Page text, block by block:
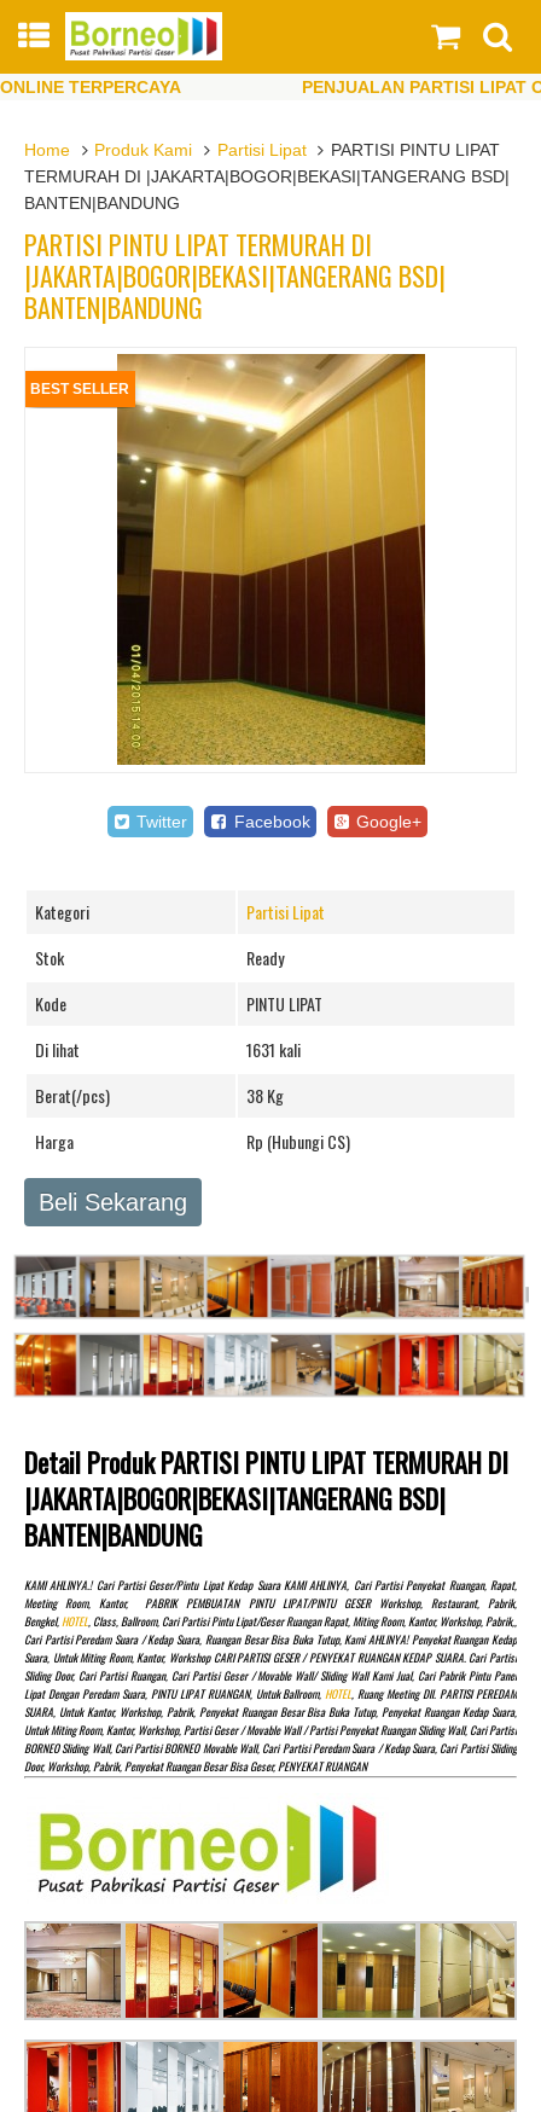
TERPERCAYA
PENJUALAN PARTISI LIPAT
Home
Produk Kami Partisi Lipat
PARTISI PINTU LIPAT
TERMURAH DI |JAKARTA|BOGOR|BEKASI|TANGERANG BSD|
BANTEN|BANDUNG
PARTISI PINTU LIPAT TERMURAH DI
|JAKARTA|BOGOR|BEKASI|TANGERANG BSD|
BANTEN|BANDUNG
BEST SELLER
Twitter Facebook Google+
Kategori
Partisi Lipat
Stok
Ready
Kode
PINTU LIPAT
Di lihat
1631 kali
Berat(/pcs)
38 Kg
Harga
Rp (Hubungi CS)
Beli Sekarang
Detail Produk PARTISI PINTU LIPAT TERMURAH DI
|JAKARTA|BOGOR|BEKASI|TANGERANG BSD|
BANTEN|BANDUNG
KAMI AHLINYA.! Cari Partisi Geser/pintu Lipat Kedap Suara KAMI AHLINYA, Cari Partisi Penyekat Ruangan, Rapat,
Meeting Room, Kantor, PABRIK PEMBUATAN PINTU LIPAT/PINTU GESER Workshop, Restaurant, Pabrik,
Bengkel,HOTEL, Class, Ballroom, Cari Partisi Pintu Lipat/Geser Ruangan Rapat, Miting Room, Kantor, Workshop, Pabrik,,
Cari Partisi Peredam Suara / Kedap Suara, Ruangan Besar Bisa Buka Tutup, Kami AHLINYA! Penyekat Ruangan Kedap
Suara, Untuk Miting Room, Kantor, Workshop CARI PARTISI GESER / PENYEKAT RUANGAN KEDAP SUARA. Cari Partisi
Sliding Door, Cari Partisi Ruangan, Cari Partisi Geser / Movable Wall/ Sliding Wall Kami Jual, Cari Pabrik Pintu Panel
Lipat Dengan Peredam Suara, PINTU LIPAT RUANGAN, Untuk Ballroom,HOTEL, Ruang Meeting Dll. PARTISI PEREDAM
SUARA, Untuk Kantor, Workshop, Pabrik, Penyekat Ruangan Besar Bisa Buka Tutup, Penyekat Ruangan Kedap Suara,
Untuk Miting Room, Kantor, Workshop, Partisi Geser / Movable Wall / Partisi Penyekat Ruangan Sliding Wall, Cari Partisi
BORNEO Sliding Wall, Cari Partisi BORNEO Movable Wall, Cari Partisi Peredam Suara / Kedap Suara, Cari Partisi Sliding
Door, Workshop, Pabrik, Penyekat Ruangan Besar Bisa Geser, PENYEKAT RUANGAN